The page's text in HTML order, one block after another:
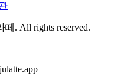
떼. All rights reserved.